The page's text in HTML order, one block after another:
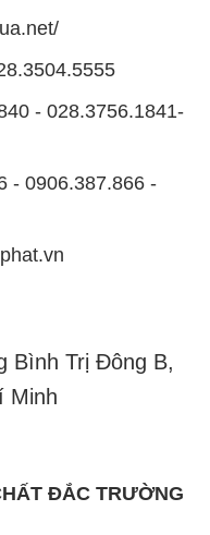
- 028.3756.1841-
- 0906.387.866 -
Bình Trị Đông B,
Minh
ĐẮC TRƯỜNG